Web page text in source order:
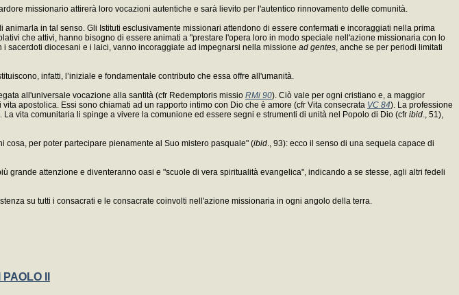
missionario attirerà loro vocazioni autentiche e sarà lievito per l'autentico rinnovamento delle comunità.
in tal senso. Gli Istituti esclusivamente missionari attendono di essere confermati e incoraggiati nella prima
che attivi, hanno bisogno di essere animati a "prestare l'opera loro in modo speciale nell'azione missionaria con lo
i sacerdoti diocesani e i laici, vanno incoraggiate ad impegnarsi nella missione ad gentes, anche se per periodi limitati
infatti, l’iniziale e fondamentale contributo che essa offre all'umanità.
all'universale vocazione alla santità (cfr Redemptoris missio RMi 90). Ciò vale per ogni cristiano e, a maggior
apostolica. Essi sono chiamati ad un rapporto intimo con Dio che è amore (cfr Vita consecrata VC 84). La professione
La vita comunitaria li spinge a vivere la comunione ed essere segni e strumenti di unità nel Popolo di Dio (cfr ibid., 51),
cosa, per poter partecipare pienamente al Suo mistero pasquale" (ibid., 93): ecco il senso di una sequela capace di
attenzione e diventeranno oasi e "scuole di vera spiritualità evangelica", indicando a se stesse, agli altri fedeli
su tutti i consacrati e le consacrate coinvolti nell'azione missionaria in ogni angolo della terra.
II